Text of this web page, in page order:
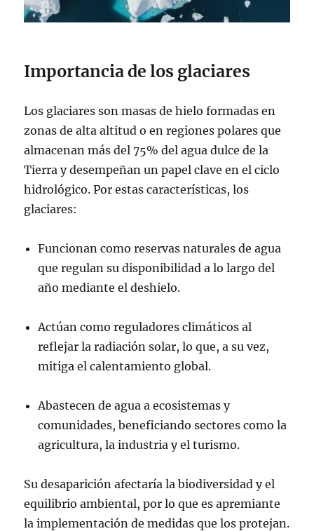
Importancia de los glaciares
Los glaciares son masas de hielo formadas en
zonas de alta altitud o en regiones polares que
almacenan más del 75% del agua dulce de la
Tierra y desempeñan un papel clave en el ciclo
hidrológico. Por estas características, los
glaciares:
Funcionan como reservas naturales de agua
que regulan su disponibilidad a lo largo del
año mediante el deshielo.
Actúan como reguladores climáticos al
reflejar la radiación solar, lo que, a su vez,
mitiga el calentamiento global.
Abastecen de agua a ecosistemas y
comunidades, beneficiando sectores como la
agricultura, la industria y el turismo.
Su desaparición afectaría la biodiversidad y el
equilibrio ambiental, por lo que es apremiante
la implementación de medidas que los protejan.